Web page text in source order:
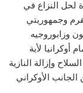
لحل النزاع في
وجمهوريتي
وزابوروجيه
لأية
وإزالة النازية
الأوكراني